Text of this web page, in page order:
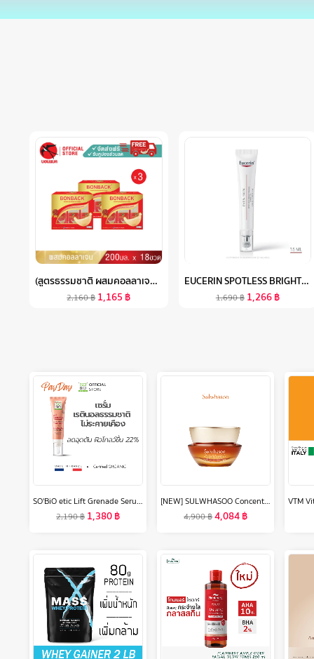
(สูตรธรรมชาติ ผสมคอลลาเจน 200 มล. 3 แพค) บอนแบค ชุดเครื่องดื่มรังนกสำเร็จรูปผสมคอลลาเจน BONBACK รังนกบอนแบค รังนก ของขวัญ ปีใหม่
2,160฿ 1,165 ฿
EUCERIN SPOTLESS BRIGHTENING DARK EYE CIRCLE CORRECTOR 15 ML ยูเซอริน สปอตเลส ไบรท์เทนนิ่ง ดาร์ก อาย เซอร์เคิล คอร์เรคเตอร์ 15 มล.
1,690฿ 1,266฿
SO'BiO etic Lift Grenade Serum เรตินอลธรรมชาติ ไม่ระคายเคือง ผิวเรียบเนียนโกลว์ (SB-045)
2,190฿ 1,380฿
[NEW] SULWHASOO Concentrated Ginseng Rejuvenating Cream Rich 30ML โซลวาซู ครีมบำรุงผิวหน้าที่ช่วยลดเลือนริ้วรอย ครีมเกาหลีจากซัลวาซู (ปรับสูตรใหม่)
4,900฿4,084฿